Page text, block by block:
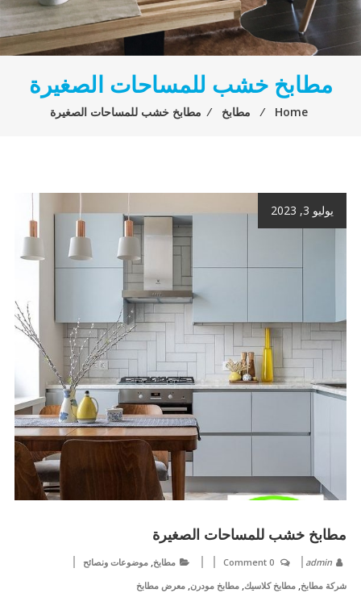
مطابخ خشب للمساحات الصغيرة
Home
⁄ مطابخ ⁄ مطابخ خشب للمساحات الصغيرة
يوليو 3, 2023
مطابخ خشب للمساحات الصغيرة
admin
0 Comment مطابخ, موضوعات ونصائح
شركة مطابخ, مطابخ كلاسيك, مطابخ مودرن, معرض مطابخ